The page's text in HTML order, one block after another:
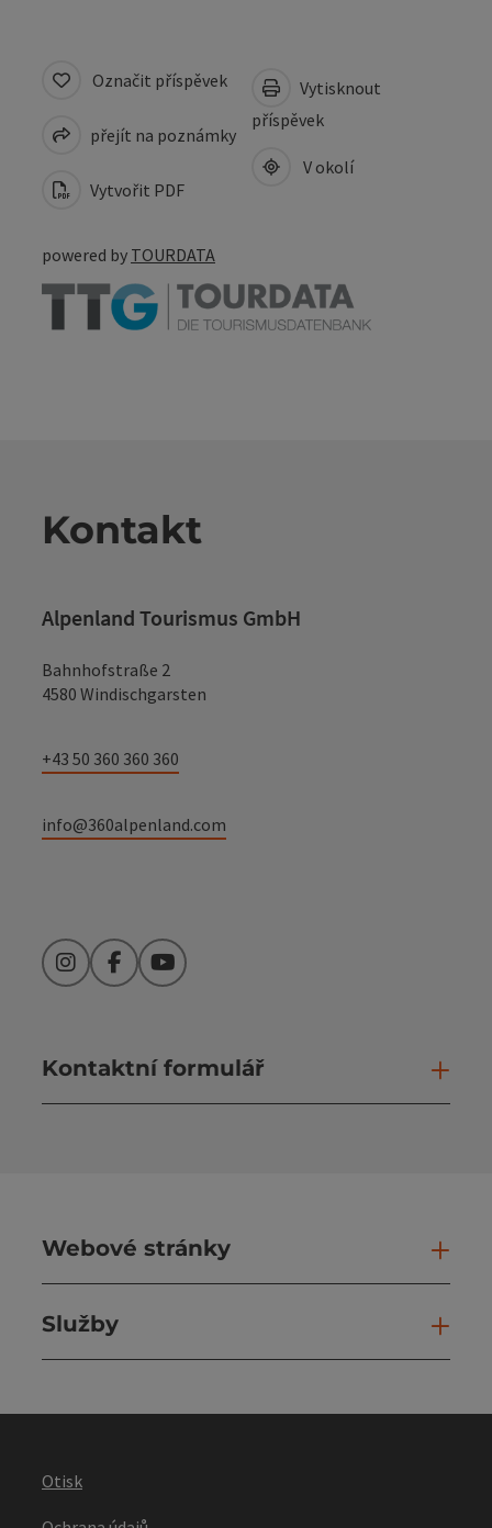
Označit příspěvek
přejít na poznámky
Vytvořit PDF
Vytisknout
příspěvek
V okolí
powered by TOURDATA
Kontakt
Alpenland Tourismus GmbH
Bahnhofstraße 2
4580 Windischgarsten
+43 50 360 360 360
info@360alpenland.com
InstagramFacebookYouTube
Kontaktní formulář
Webové stránky
Služby
Otisk